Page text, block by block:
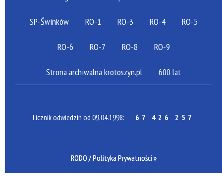
SP-Świnków RO-1 RO-3 RO-4 RO-5
RO-6 RO-7 RO-8 RO-9
Strona archiwalna krotoszyn.pl 600 lat
Licznik odwiedzin od 09.04.1998: 67 426 257
RODO / Polityka Prywatności »